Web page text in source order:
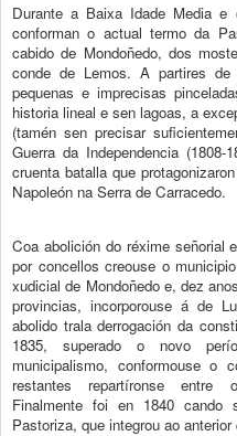
Durante a Baixa Idade Media
conforman o actual termo da
cabido de Mondoñedo, dos
conde de Lemos. A partires
pequenas e imprecisas
historia lineal e sen lagoas, a
(tamén sen precisar
Guerra da Independencia
cruenta batalla que
Napoleón na Serra de Carracedo.
Coa abolición do réxime señorial
por concellos creouse o
xudicial de Mondoñedo e, dez
provincias, incorporouse á de
abolido trala derrogación da
1835, superado o novo
municipalismo, conformouse o
restantes repartíronse entre
Finalmente foi en 1840
Pastoriza, que integrou ao anterior